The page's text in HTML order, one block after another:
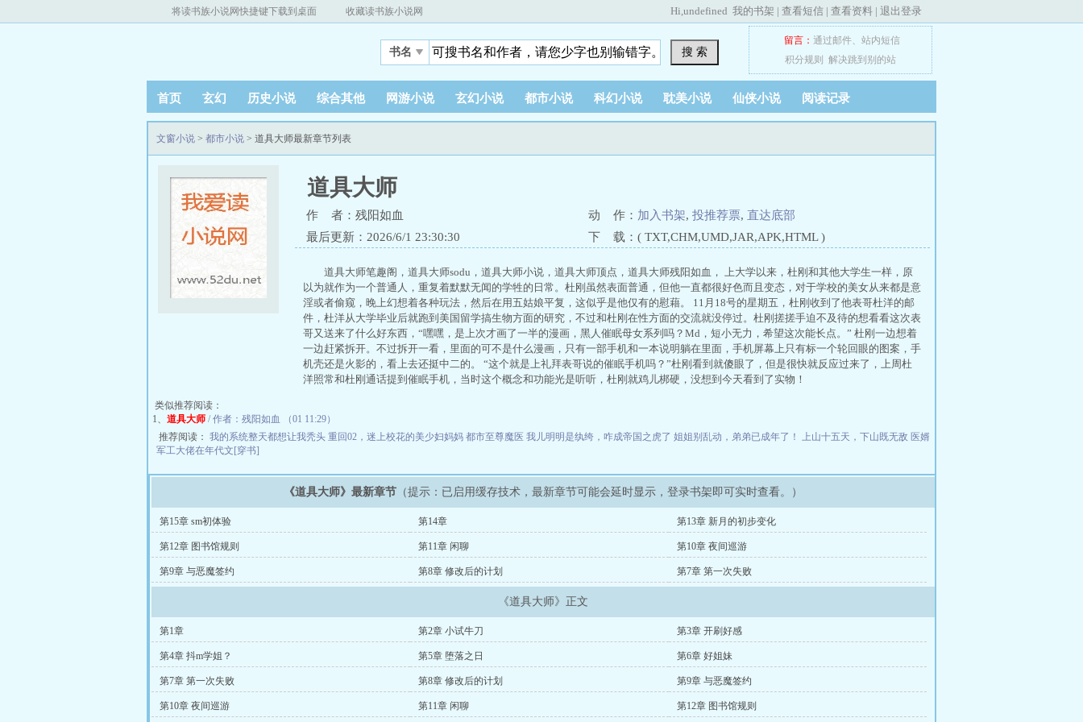
将读书族小说网快捷键下载到桌面 收藏读书族小说网 Hi,undefined 我的书架 | 查看短信 | 查看资料 | 退出登录
书名 搜 索
留言： 通过邮件、 站内短信
积分规则
解决跳到别的站
首页 玄幻 历史小说 综合其他 网游小说 玄幻小说 都市小说 科幻小说 耽美小说 仙侠小说 阅读记录
文窗小说 > 都市小说 > 道具大师最新章节列表
道具大师
作 者：残阳如血 动 作： 加入书架, 投推荐票, 直达底部
最后更新：2026/6/1 23:30:30
下 载：( TXT,CHM,UMD,JAR,APK,HTML )
道具大师笔趣阁，道具大师sodu，道具大师小说，道具大师顶点，道具大师残阳如血， 上大学以来，杜刚和其他大学生一样，原
以为就作为一个普通人，重复着默默无闻的学牲的日常。杜刚虽然表面普通，但他一直都很好色而且变态，对于学校的美女从来都是意
淫或者偷窥，晚上幻想着各种玩法，然后在用五姑娘平复，这似乎是他仅有的慰藉。 11月18号的星期五，杜刚收到了他表哥杜洋的邮
件，杜洋从大学毕业后就跑到美国留学搞生物方面的研究，不过和杜刚在性方面的交流就没停过。杜刚搓搓手迫不及待的想看看这次表
哥又送来了什么好东西，“嘿嘿，是上次才画了一半的漫画，黑人催眠母女系列吗？Md，短小无力，希望这次能长点。” 杜刚一边想着
一边赶紧拆开。不过拆开一看，里面的可不是什么漫画，只有一部手机和一本说明躺在里面，手机屏幕上只有标一个轮回眼的图案，手
机壳还是火影的，看上去还挺中二的。 “这个就是上礼拜表哥说的催眠手机吗？”杜刚看到就傻眼了，但是很快就反应过来了，上周杜
洋照常和杜刚通话提到催眠手机，当时这个概念和功能光是听听，杜刚就鸡儿梆硬，没想到今天看到了实物！
类似推荐阅读：
1、 道具大师 / 作者：残阳如血 （01 11:29）
推荐阅读： 我的系统整天都想让我秃头 重回02，迷上校花的美少妇妈妈 都市至尊魔医 我儿明明是纨绔，咋成帝国之虎了 姐姐别乱动，弟弟已成年了！ 上山十五天，下山既无敌 医婿
军工大佬在年代文[穿书]
《道具大师》最新章节 （提示：已启用缓存技术，最新章节可能会延时显示，登录书架即可实时查看。）
第15章 sm初体验 第14章 第13章 新月的初步变化
第12章 图书馆规则 第11章 闲聊 第10章 夜间巡游
第9章 与恶魔签约 第8章 修改后的计划 第7章 第一次失败
《道具大师》正文
第1章 第2章 小试牛刀 第3章 开刷好感
第4章 抖m学姐？ 第5章 堕落之日 第6章 好姐妹
第7章 第一次失败 第8章 修改后的计划 第9章 与恶魔签约
第10章 夜间巡游 第11章 闲聊 第12章 图书馆规则